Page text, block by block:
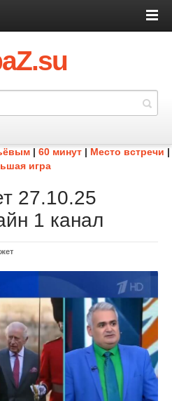
| 60 минут | Место встречи |
игра
27.10.25
1 канал